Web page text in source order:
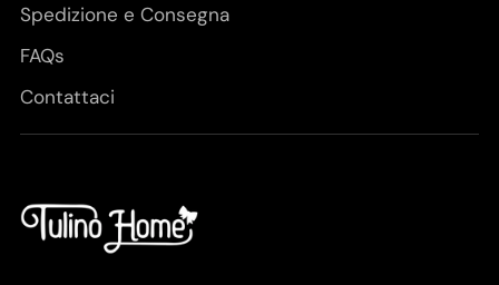
Spedizione e Consegna
FAQs
Contattaci